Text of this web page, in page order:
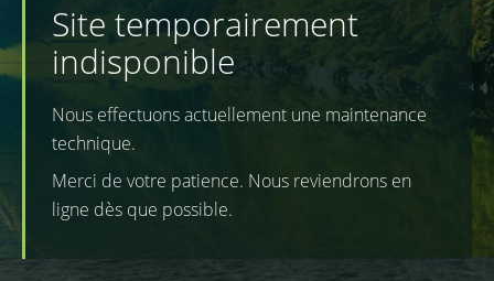
Site temporairement
indisponible
Nous effectuons actuellement une maintenance
technique.
Merci de votre patience. Nous reviendrons en
ligne dès que possible.